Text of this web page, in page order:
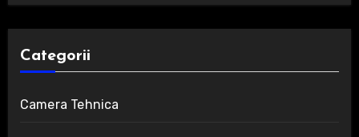
Categorii
Camera Tehnica